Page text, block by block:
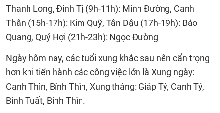
Thanh Long, Đinh Tị (9h-11h): Minh Đường, Canh
Thân (15h-17h): Kim Quỹ, Tân Dậu (17h-19h): Bảo
Quang, Quý Hợi (21h-23h): Ngọc Đường
Ngày hôm nay, các tuổi xung khắc sau nên cẩn trọng
hơn khi tiến hành các công việc lớn là Xung ngày:
Canh Thìn, Bính Thìn, Xung tháng: Giáp Tý, Canh Tý,
Bính Tuất, Bính Thìn.